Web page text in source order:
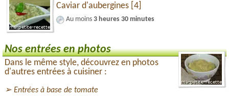
Caviar d'aubergines [4]
Au moins 3 heures 30 minutes
Nos entrées en photos
Dans le même style, découvrez en photos
d'autres entrées à cuisiner :
Entrées à base de tomate